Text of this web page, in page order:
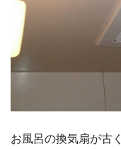
お風呂の換気扇が古